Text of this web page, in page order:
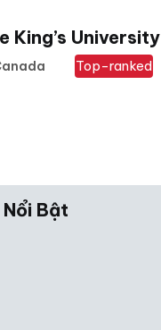
King’s University
Top-ranked
Bật